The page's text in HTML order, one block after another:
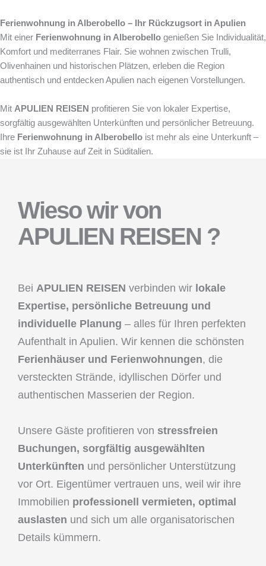
Ferienwohnung in Alberobello – Ihr Rückzugsort in Apulien
Mit einer Ferienwohnung in Alberobello genießen Sie Individualität,
Komfort und mediterranes Flair. Sie wohnen zwischen Trulli,
Olivenhainen und historischen Plätzen, erleben die Region
authentisch und entdecken Apulien nach eigenen Vorstellungen.
Mit APULIEN REISEN profitieren Sie von lokaler Expertise,
sorgfältig ausgewählten Unterkünften und persönlicher Betreuung.
Ihre Ferienwohnung in Alberobello ist mehr als eine Unterkunft –
sie ist Ihr Zuhause auf Zeit in Süditalien.
Wieso wir von
APULIEN REISEN ?
Bei APULIEN REISEN verbinden wir lokale
Expertise, persönliche Betreuung und
individuelle Planung – alles für Ihren perfekten
Aufenthalt in Apulien. Wir kennen die schönsten
Ferienhäuser und Ferienwohnungen, die
versteckten Strände, idyllischen Dörfer und
authentischen Masserien der Region.
Unsere Gäste profitieren von stressfreien
Buchungen, sorgfältig ausgewählten
Unterkünften und persönlicher Unterstützung
vor Ort. Eigentümer vertrauen uns, weil wir ihre
Immobilien professionell vermieten, optimal
auslasten und sich um alle organisatorischen
Details kümmern.